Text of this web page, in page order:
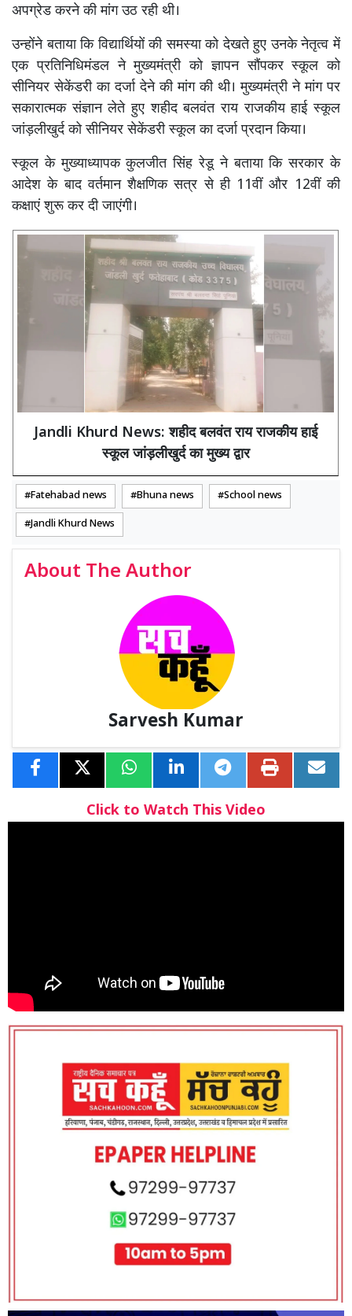
अपग्रेड करने की मांग उठ रही थी।
उन्होंने बताया कि विद्यार्थियों की समस्या को देखते हुए उनके नेतृत्व में
एक प्रतिनिधिमंडल ने मुख्यमंत्री को ज्ञापन सौंपकर स्कूल को
सीनियर सेकेंडरी का दर्जा देने की मांग की थी। मुख्यमंत्री ने मांग पर
सकारात्मक संज्ञान लेते हुए शहीद बलवंत राय राजकीय हाई स्कूल
जांड़लीखुर्द को सीनियर सेकेंडरी स्कूल का दर्जा प्रदान किया।
स्कूल के मुख्याध्यापक कुलजीत सिंह रेडू ने बताया कि सरकार के
आदेश के बाद वर्तमान शैक्षणिक सत्र से ही 11वीं और 12वीं की
कक्षाएं शुरू कर दी जाएंगी।
Jandli Khurd News: शहीद बलवंत राय राजकीय हाई
स्कूल जांड़लीखुर्द का मुख्य द्वार
Fatehabad news Bhuna news School news
Jandli Khurd News
About The Author
Sarvesh Kumar
Click to Watch This Video